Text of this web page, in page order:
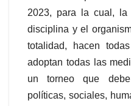
2023, para la cual, la
disciplina y el
totalidad, hacen
adoptan todas las
un torneo que
políticas, sociales,